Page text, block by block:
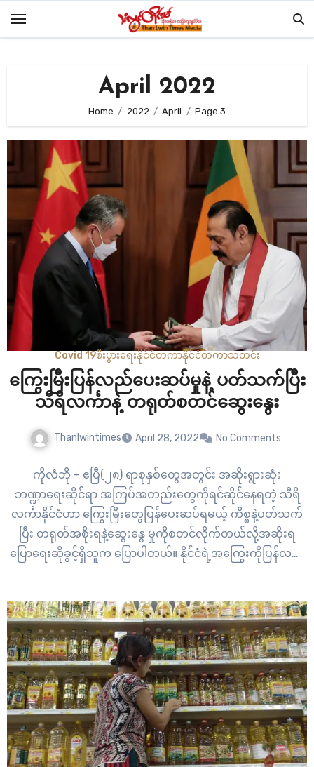
April 2022
Home 2022 April Page 3
Covid 19စီးပွားရေးနိုင်ငံတကာနိုင်ငံတကာသတင်း
ကြွေးမြီးပြန်လည်ပေးဆပ်မှုနဲ့ ပတ်သက်ပြီး
သီရိလင်္ကာနဲ့ တရုတ်စတင်ဆွေးနွေး
Thanlwintimes April 28, 2022 No Comments
ကိုလံဘို – ဧပြီ(၂၈) ရာစုနှစ်တွေအတွင်း အဆိုးရွားဆုံး
ဘဏ္ဍာရေးဆိုင်ရာ အကြပ်အတည်းတွေကိုရင်ဆိုင်နေရတဲ့ သီရိ
လင်္ကာနိုင်ငံဟာ ကြွေးမြီးတွေပြန်ပေးဆပ်ရမယ့် ကိစ္စနဲ့ပတ်သက်
ပြီး တရုတ်အစိုးရနဲ့ဆွေးနွေ မှုကိုစတင်လိုက်တယ်လို့အဆိုးရ
ပြောရေးဆိုခွင့်ရှိသူက ပြောပါတယ်။ နိုင်ငံရဲ့အကြွေးကိုပြန်လည်
တယ်။ “IMFအနေနဲ့သီရီလင်္ကာကိုစေ့စပ်ဆောင်ရွက်နေပြီဖြစ်တာ
ကြောင့် တခြားသော နိုင်ငံတွေရဲ့အကူ အညီရနေပြီဆိာတာလည်း
သိထားရပါမယ်။ ကမ္ဘာ့ဘဏ်နဲ့ တခြားသော အေဂျင်စီတွေက
လည်း ကူညီကြမယ်လို့ဆိုတဲ့…